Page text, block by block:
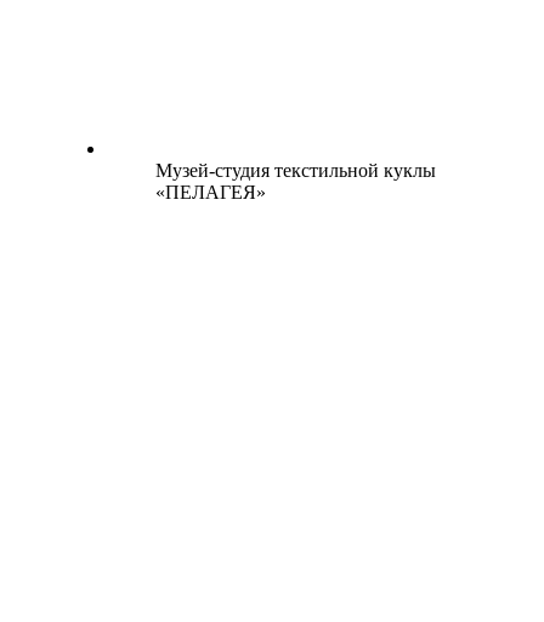
Музей-студия текстильной куклы
«ПЕЛАГЕЯ»